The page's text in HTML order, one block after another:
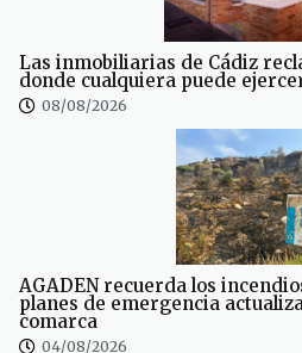
Las inmobiliarias de Cádiz
donde cualquiera puede
08/08/2026
AGADEN recuerda los
planes de emergencia
comarca
04/08/2026